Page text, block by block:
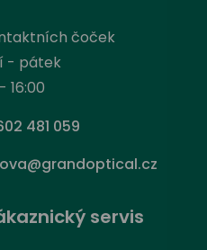
čoček
- pátek
16:00
481 059
servis